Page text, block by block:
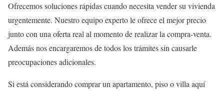
Ofrecemos soluciones rápidas cuando necesita vender su vivienda
urgentemente. Nuestro equipo experto le ofrece el mejor precio
junto con una oferta real al momento de realizar la compra-venta.
Además nos encargaremos de todos los trámites sin causarle
preocupaciones adicionales.
Si está considerando comprar un apartamento, piso o villa aquí